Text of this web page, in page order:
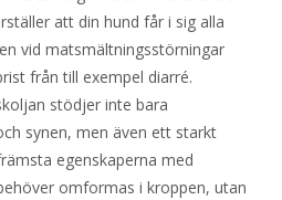
att din hund får i sig alla
vid matsmältningsstörningar
från till exempel diarré.
stödjer inte bara
synen, men även ett starkt
egenskaperna med
omformas i kroppen, utan